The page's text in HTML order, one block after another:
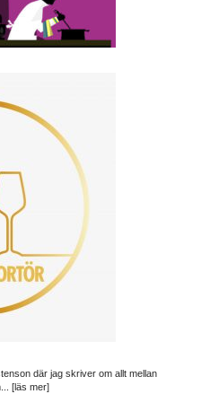
där jag skriver om allt mellan
[läs mer]